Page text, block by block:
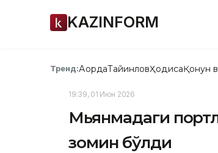
KAZINFORM
Тренд:АқордаТайинловҲодисаҚонун
19:39, 01 Июн 2026
Мьянмадаги
зомин бўлди